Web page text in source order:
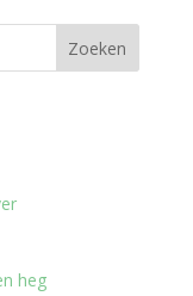
Zoeken
heg